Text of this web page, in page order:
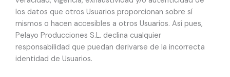
los datos que otros Usuarios proporcionan sobre sí
mismos o hacen accesibles a otros Usuarios. Así pues,
Pelayo Producciones S.L. declina cualquier
responsabilidad que puedan derivarse de la incorrecta
identidad de Usuarios.